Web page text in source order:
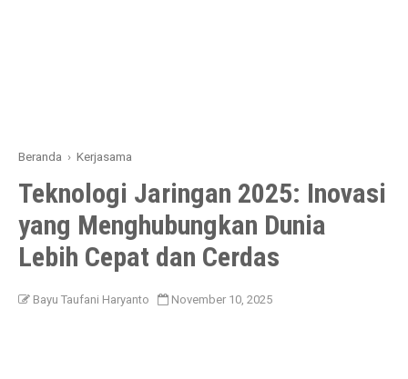
Beranda ›Kerjasama
Teknologi Jaringan 2025: Inovasi
yang Menghubungkan Dunia
Lebih Cepat dan Cerdas
Bayu Taufani Haryanto November 10, 2025